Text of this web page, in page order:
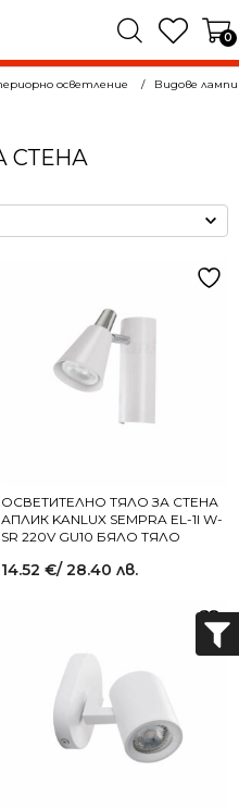
0
осветление Видове
СТЕНА
OСВЕТИТЕЛНО ТЯЛО ЗА СТЕНА
АПЛИК KANLUX SEMPRA EL-1I W-
SR 220V GU10 БЯЛО ТЯЛО
14.52 €/ 28.40 лв.